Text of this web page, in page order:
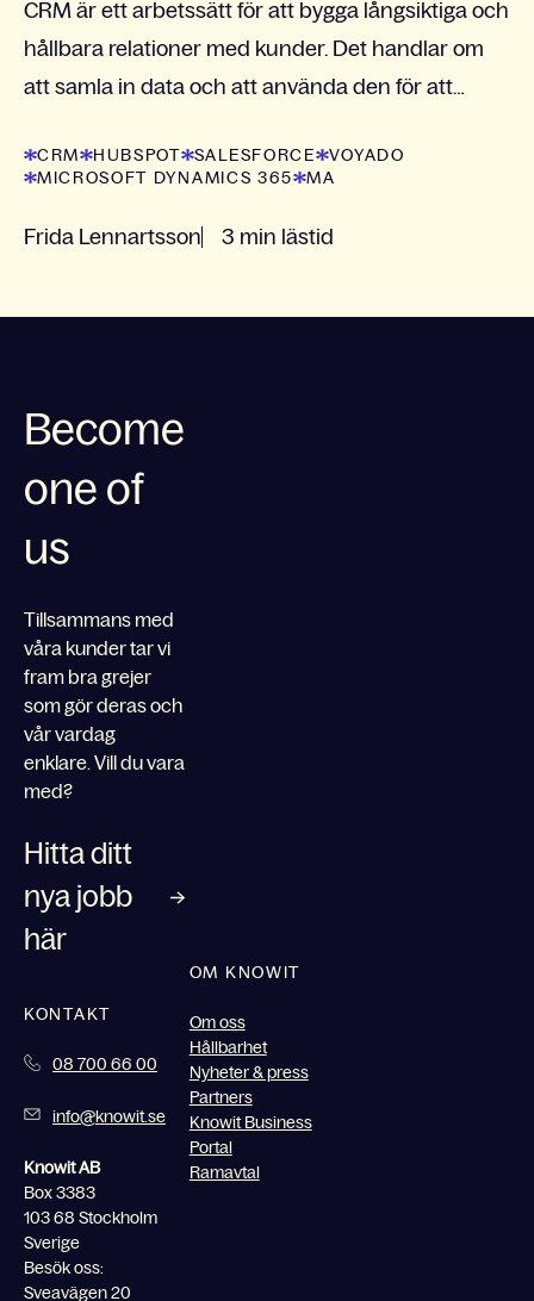
CRM är ett arbetssätt för att bygga långsiktiga och
hållbara relationer med kunder. Det handlar om
att samla in data och att använda den för att
CRM HUBSPOT SALESFORCE
VOYADO
MICROSOFT DYNAMICS 365
MA
Frida Lennartsson 3 min lästid
Become
one of
us
Tillsammans med
våra kunder tar vi
fram bra grejer
som gör deras och
vår vardag
enklare. Vill du vara
med?
Hitta ditt
nya jobb
här
KONTAKT
08 700 66 00
info@knowit.se
Knowit AB
Box 3383
103 68 Stockholm
Sverige
Besök oss:
Sveavägen 20
OM KNOWIT
Om oss
Hållbarhet
Nyheter & press
Partners
Knowit Business
Portal
Ramavtal